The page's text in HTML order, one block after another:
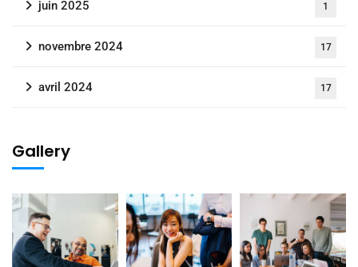
juin 2025 1
novembre 2024 17
avril 2024 17
Gallery